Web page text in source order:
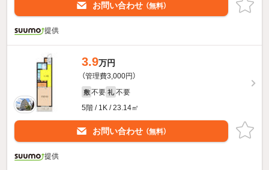
お問い合わせ （無料）
提供
3.9万円
（管理費3,000円）
敷 不要 礼 不要
5階 / 1K / 23.14㎡
お問い合わせ （無料）
提供